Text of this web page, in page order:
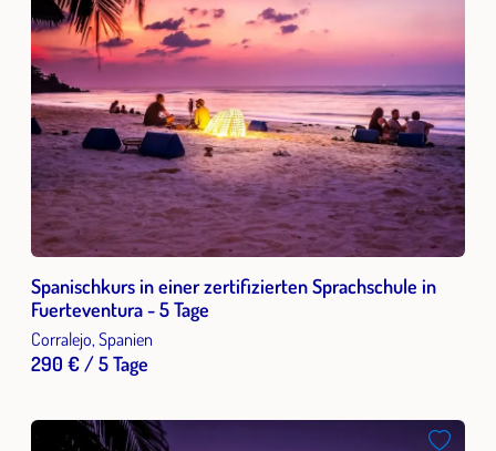
Spanischkurs in einer zertifizierten Sprachschule in
Fuerteventura - 5 Tage
Corralejo, Spanien
290 € / 5 Tage